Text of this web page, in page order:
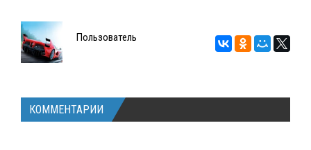
Пользователь
КОММЕНТАРИИ